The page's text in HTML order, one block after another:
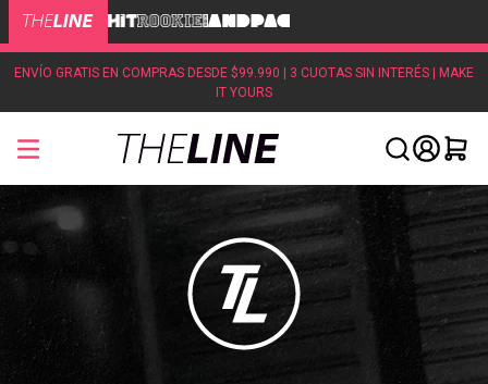
ENVÍO GRATIS EN COMPRAS DESDE $99.990 | 3 CUOTAS SIN INTERÉS | MAKE
IT YOURS